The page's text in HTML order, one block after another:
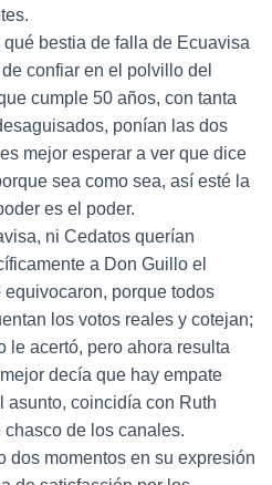
bestia de falla de Ecuavisa
confiar en el polvillo del
cumple 50 años, con tanta
ponían las dos
mejor esperar a ver que dice
sea como sea, así esté la
es el poder.
ni Cedatos querían
a Don Guillo el
porque todos
los votos reales y cotejan;
le acertó, pero ahora resulta
decía que hay empate
asunto, coincidía con Ruth
de los canales.
dos momentos en su expresión